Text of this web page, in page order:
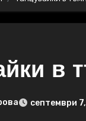
в
септември